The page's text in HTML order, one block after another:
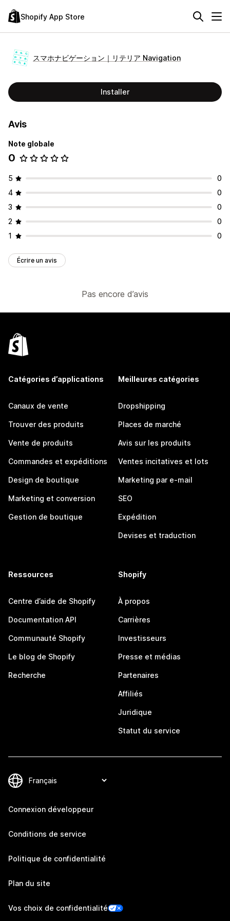
Shopify App Store
スマホナビゲーション｜リテリア Navigation
Installer
Avis
Note globale
0
5
0
4
0
3
0
2
0
1
0
Écrire un avis
Pas encore d’avis
Catégories d’applications
Canaux de vente
Trouver des produits
Vente de produits
Commandes et expéditions
Design de boutique
Marketing et conversion
Gestion de boutique
Meilleures catégories
Dropshipping
Places de marché
Avis sur les produits
Ventes incitatives et lots
Marketing par e-mail
SEO
Expédition
Devises et traduction
Ressources
Centre d’aide de Shopify
Documentation API
Communauté Shopify
Le blog de Shopify
Recherche
Shopify
À propos
Carrières
Investisseurs
Presse et médias
Partenaires
Affiliés
Juridique
Statut du service
Connexion développeur
Conditions de service
Politique de confidentialité
Plan du site
Vos choix de confidentialité